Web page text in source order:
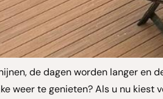
de dagen worden langer en
weer te genieten? Als u nu